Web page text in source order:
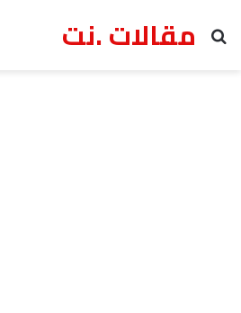
مقالات .نت
بحث عن